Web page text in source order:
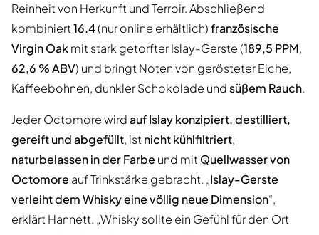
Reinheit von Herkunft und Terroir. Abschließend
kombiniert16.4(nur online erhältlich)französische
Virgin Oakmit stark getorfter Islay-Gerste (189,5 PPM,
62,6 % ABV) und bringt Noten von gerösteter Eiche,
Kaffeebohnen, dunkler Schokolade undsüßem Rauch.
Jeder Octomore wirdauf Islay konzipiert, destilliert,
gereift und abgefüllt, istnicht kühlfiltriert,
naturbelassen in der Farbe und mitQuellwasser von
Octomore auf Trinkstärke gebracht. „Islay-Gerste
verleiht dem Whisky eine völlig neue Dimension“,
erklärt Hannett. „Whisky sollte ein Gefühl für den Ort